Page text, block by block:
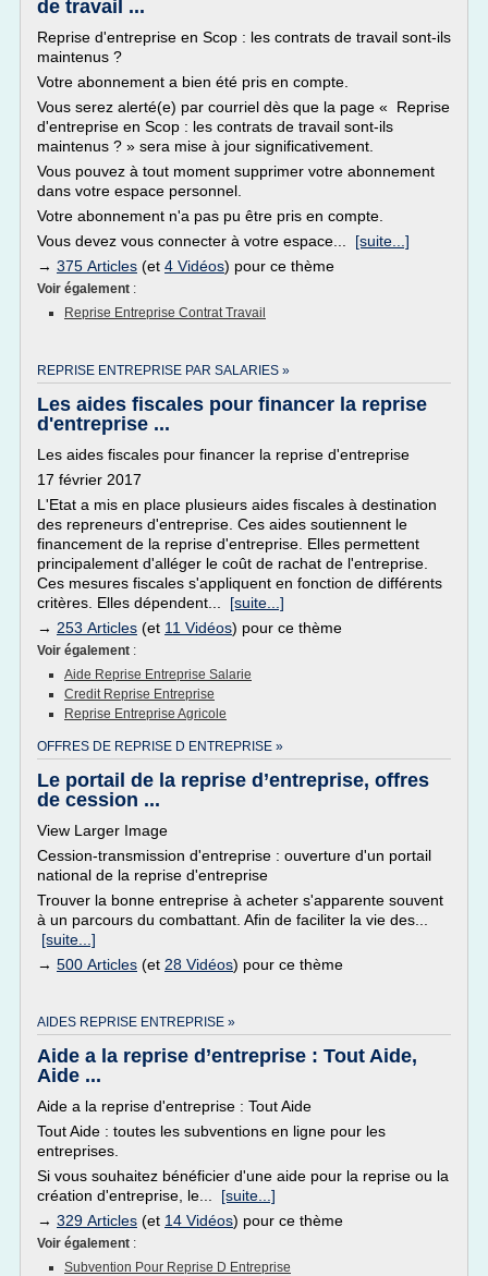
de travail ...
Reprise d'entreprise en Scop : les contrats de travail sont-ils
maintenus ?
Votre abonnement a bien été pris en compte.
Vous serez alerté(e) par courriel dès que la page « Reprise
d'entreprise en Scop : les contrats de travail sont-ils
maintenus ? » sera mise à jour significativement.
Vous pouvez à tout moment supprimer votre abonnement
dans votre espace personnel.
Votre abonnement n'a pas pu être pris en compte.
Vous devez vous connecter à votre espace... [suite...]
→ 375 Articles (et 4 Vidéos) pour ce thème
Voir également :
Reprise Entreprise Contrat Travail
REPRISE ENTREPRISE PAR SALARIES »
Les aides fiscales pour financer la reprise
d'entreprise ...
Les aides fiscales pour financer la reprise d'entreprise
17 février 2017
L'Etat a mis en place plusieurs aides fiscales à destination
des repreneurs d'entreprise. Ces aides soutiennent le
financement de la reprise d'entreprise. Elles permettent
principalement d'alléger le coût de rachat de l'entreprise.
Ces mesures fiscales s'appliquent en fonction de différents
critères. Elles dépendent... [suite...]
→ 253 Articles (et 11 Vidéos) pour ce thème
Voir également :
Aide Reprise Entreprise Salarie
Credit Reprise Entreprise
Reprise Entreprise Agricole
OFFRES DE REPRISE D ENTREPRISE »
Le portail de la reprise d’entreprise, offres
de cession ...
View Larger Image
Cession-transmission d'entreprise : ouverture d'un portail
national de la reprise d'entreprise
Trouver la bonne entreprise à acheter s'apparente souvent
à un parcours du combattant. Afin de faciliter la vie des...
[suite...]
→ 500 Articles (et 28 Vidéos) pour ce thème
AIDES REPRISE ENTREPRISE »
Aide a la reprise d’entreprise : Tout Aide,
Aide ...
Aide a la reprise d'entreprise : Tout Aide
Tout Aide : toutes les subventions en ligne pour les
entreprises.
Si vous souhaitez bénéficier d'une aide pour la reprise ou la
création d'entreprise, le... [suite...]
→ 329 Articles (et 14 Vidéos) pour ce thème
Voir également :
Subvention Pour Reprise D Entreprise